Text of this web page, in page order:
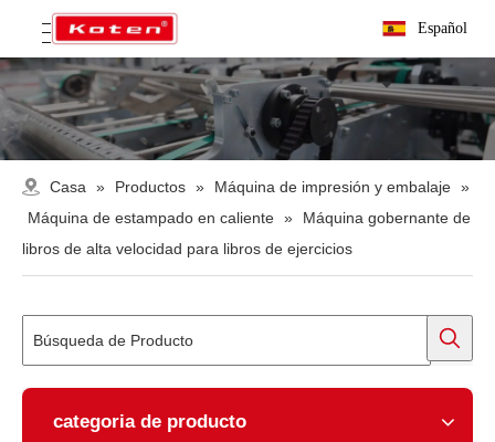
Español
Casa » Productos » Máquina de impresión y embalaje »
Máquina de estampado en caliente »
Máquina gobernante de
libros de alta velocidad para libros de ejercicios
categoria de producto